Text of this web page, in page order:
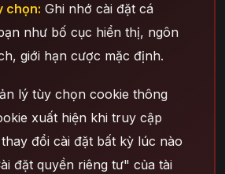
chọn: Ghi nhớ cài đặt cá
như bố cục hiển thị, ngôn
giới hạn cược mặc định.
lý tùy chọn cookie thông
xuất hiện khi truy cập
đổi cài đặt bất kỳ lúc nào
đặt quyền riêng tư" của tài